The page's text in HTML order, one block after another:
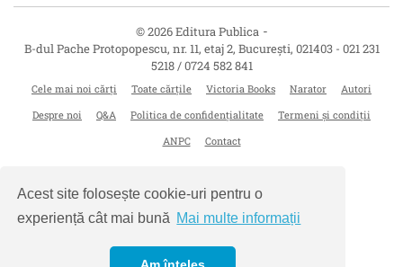
Acest site folosește cookie-uri pentru o
experiență cât mai bună Mai multe informații
© 2026 Editura Publica -
B-dul Pache Protopopescu, nr. 11, etaj 2, București, 021403 - 021 231
5218 / 0724 582 841
Cele mai noi cărți Toate cărțile Victoria Books Narator
Autori
Despre noi
Q&A Politica de confidențialitate
Termeni și condiții
ANPC
Contact